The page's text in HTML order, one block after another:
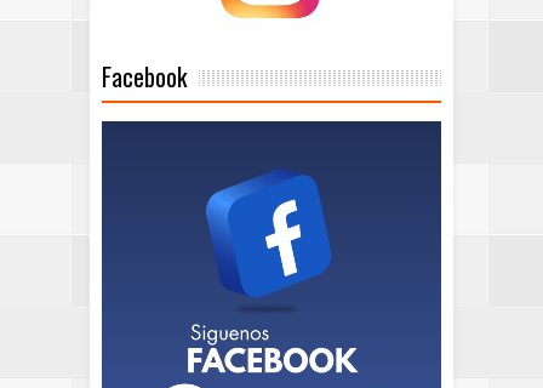
Facebook